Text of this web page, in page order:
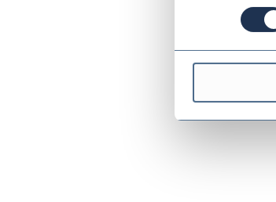
consentimiento